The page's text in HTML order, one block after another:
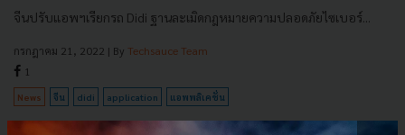
จีนปรับแอพฯเรียกรถ Didi ฐานละเมิดกฎหมายความปลอดภัยไซเบอร์...
กรกฎาคม 21, 2022 | By Techsauce Team
1
News จีน didi application แอพพลิเคชั่น